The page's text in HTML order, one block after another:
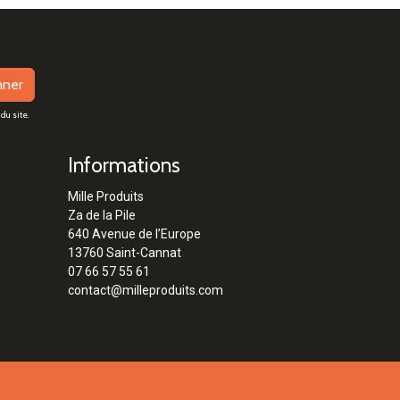
site.
Informations
Mille Produits
Za de la Pile
640 Avenue de l’Europe
13760 Saint-Cannat
07 66 57 55 61
contact@milleproduits.com